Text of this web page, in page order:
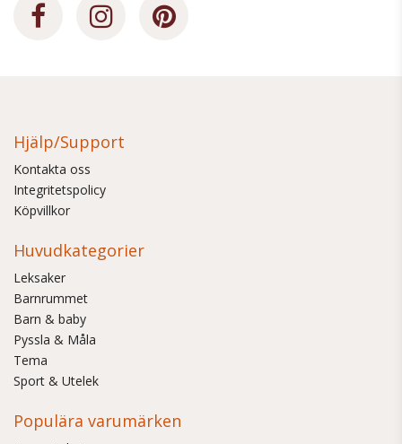
Hjälp/Support
Kontakta oss
Integritetspolicy
Köpvillkor
Huvudkategorier
Leksaker
Barnrummet
Barn & baby
Pyssla & Måla
Tema
Sport & Utelek
Populära varumärken